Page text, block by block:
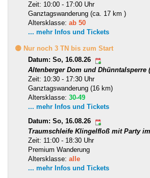
Zeit: 10:00 - 17:00 Uhr
Ganztagswanderung (ca. 17 km )
Altersklasse: ab 50
... mehr Infos und Tickets
🟡 Nur noch 3 TN bis zum Start
Datum: So, 16.08.26
Altenberger Dom und Dhünntalsperre
Zeit: 10:30 - 17:30 Uhr
Ganztagswanderung (16 km)
Altersklasse: 30-49
... mehr Infos und Tickets
Datum: So, 16.08.26
Traumschleife Klingelfloß mit Party
Zeit: 11:00 - 18:30 Uhr
Premium Wanderung
Altersklasse: alle
... mehr Infos und Tickets